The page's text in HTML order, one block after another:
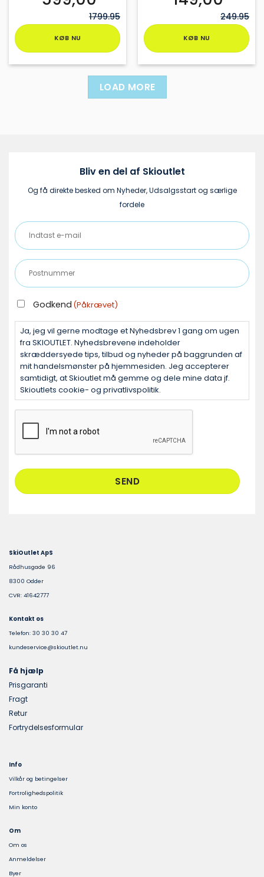
KØB NU
vare
varesiden
1799.95
KØB NU
vare
249.95
LOAD MORE
Bliv en del af Skioutlet
Og få direkte besked om Nyheder, Udsalgsstart og særlige
fordele
Indtast
e-
mail
(Påkrævet)
Postnummer
(Påkrævet)
GODKEND
(PÅKRÆVET)
Godkend (Påkrævet)
Ja, jeg vil gerne modtage et Nyhedsbrev 1 gang om ugen
fra SKIOUTLET. Nyhedsbrevene indeholder
skræddersyede tips, tilbud og nyheder på baggrunden af
mit handelsmønster på hjemmesiden. Jeg accepterer
samtidigt, at Skioutlet må gemme og dele mine data jf.
Skioutlets cookie- og privatlivspolitik.
SkiOutlet ApS
Rådhusgade 96
8300 Odder
CVR: 41642777
Kontakt os
Telefon: 30 30 30 47
kundeservice@skioutlet.nu
Få hjælp
Prisgaranti
Fragt
Retur
Fortrydelsesformular
Info
Vilkår og betingelser
Fortrolighedspolitik
Min konto
Om
Om os
Anmeldelser
Byer